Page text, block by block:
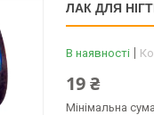
ЛАК ДЛЯ
В наявності
19 ₴
Мінімальна